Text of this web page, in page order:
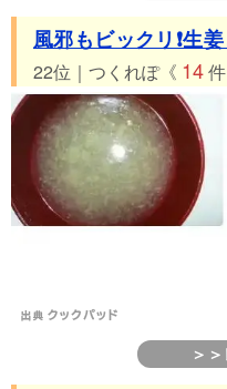
風邪もビックリ❗
22位｜つくれぽ《 14件
＞